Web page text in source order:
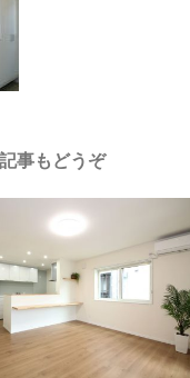
事もどうぞ